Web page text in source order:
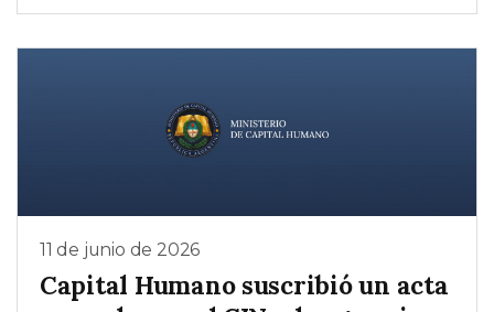
11 de junio de 2026
Capital Humano suscribió un acta